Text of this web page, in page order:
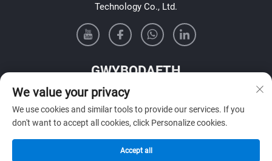
Technology Co., Ltd.
GWYBODAETH
Cofrestrwch i dderbyn ein cylchlythyr wythnosol
We value your privacy
We use cookies and similar tools to provide our services. If you
don't want to accept all cookies, click Personalize cookies.
Accept all